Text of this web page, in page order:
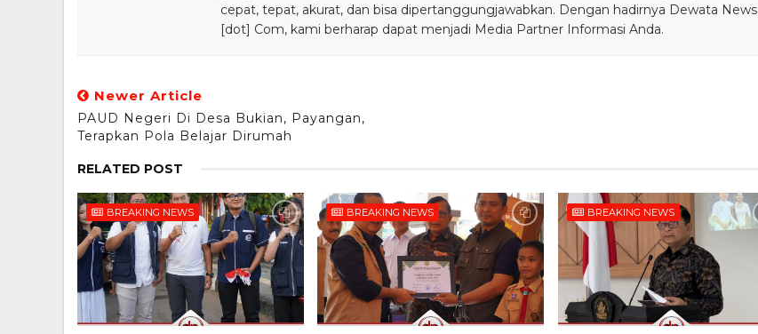
cepat, tepat, akurat, dan bisa dipertanggungjawabkan. Dengan hadirnya Dewata News
[dot] Com, kami berharap dapat menjadi Media Partner Informasi Anda.
Newer Article
PAUD Negeri Di Desa Bukian, Payangan,
Terapkan Pola Belajar Dirumah
RELATED POST
BREAKING NEWS BREAKING NEWS BREAKING NEWS